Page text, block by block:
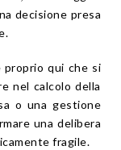
decisione presa
qui che si
nel calcolo della
o una gestione
una delibera
fragile.